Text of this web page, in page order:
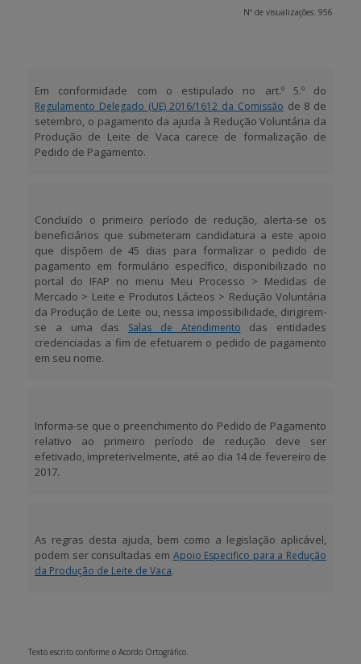
Entrar / Registar
Nº de visualizações: 956
Em conformidade com o estipulado no art.º 5.º do
Regulamento Delegado (UE) 2016/1612 da Comissão de 8 de
setembro, o pagamento da ajuda à Redução Voluntária da
Produção de Leite de Vaca carece de formalização de
Pedido de Pagamento.
Concluído o primeiro período de redução, alerta-se os
beneficiários que submeteram candidatura a este apoio
que dispõem de 45 dias para formalizar o pedido de
pagamento em formulário específico, disponibilizado no
portal do IFAP no menu Meu Processo > Medidas de
Mercado > Leite e Produtos Lácteos > Redução Voluntária
da Produção de Leite ou, nessa impossibilidade, dirigirem-
se a uma das Salas de Atendimento das entidades
credenciadas a fim de efetuarem o pedido de pagamento
em seu nome.
Informa-se que o preenchimento do Pedido de Pagamento
relativo ao primeiro período de redução deve ser
efetivado, impreterivelmente, até ao dia 14 de fevereiro de
2017.
As regras desta ajuda, bem como a legislação aplicável,
podem ser consultadas em Apoio Especifico para a Redução
da Produção de Leite de Vaca.
Texto escrito conforme o Acordo Ortográfico.